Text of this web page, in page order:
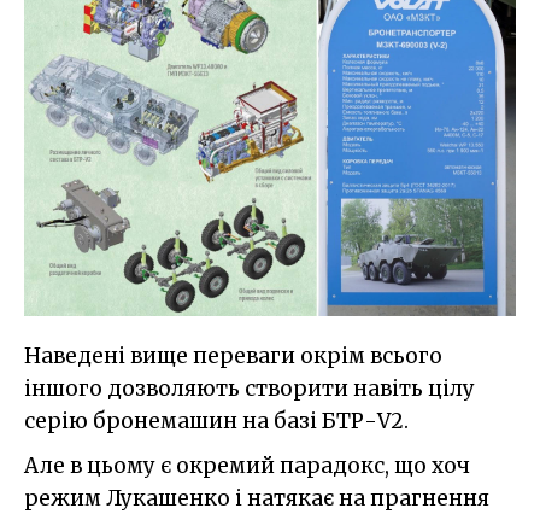
Наведені вище переваги окрім всього
іншого дозволяють створити навіть цілу
серію бронемашин на базі БТР-V2.
Але в цьому є окремий парадокс, що хоч
режим Лукашенко і натякає на прагнення